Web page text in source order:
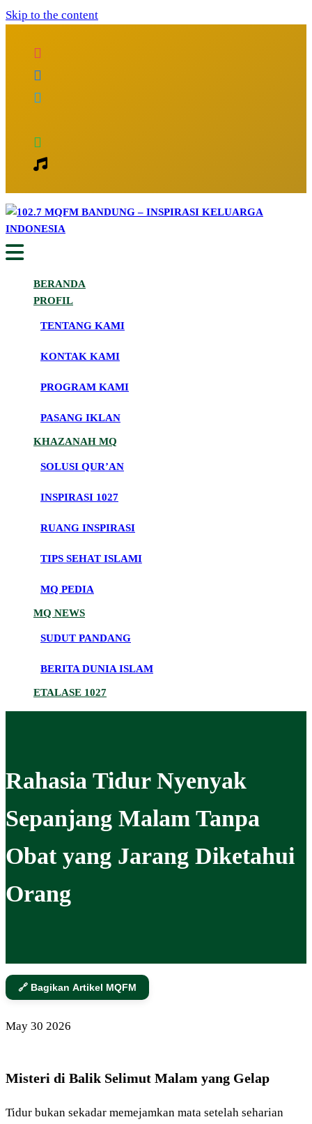
Skip to the content
102.7 MQFM Bandung – Inspirasi
Keluarga Indonesia
Inspirasi Keluarga Indonesia
BERANDA
PROFIL
TENTANG KAMI
KONTAK KAMI
PROGRAM KAMI
PASANG IKLAN
KHAZANAH MQ
SOLUSI QUR’AN
INSPIRASI 1027
RUANG INSPIRASI
TIPS SEHAT ISLAMI
MQ PEDIA
MQ NEWS
SUDUT PANDANG
BERITA DUNIA ISLAM
ETALASE 1027
Rahasia Tidur Nyenyak
Sepanjang Malam Tanpa
Obat yang Jarang Diketahui
Orang
🔗 Bagikan Artikel MQFM
May 30 2026
Misteri di Balik Selimut Malam yang Gelap
Tidur bukan sekadar memejamkan mata setelah seharian